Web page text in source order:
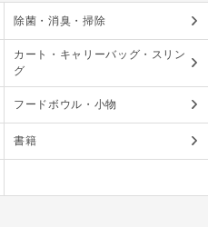
除菌・消臭・掃除
カート・キャリーバッグ・スリン
グ
フードボウル・小物
書籍